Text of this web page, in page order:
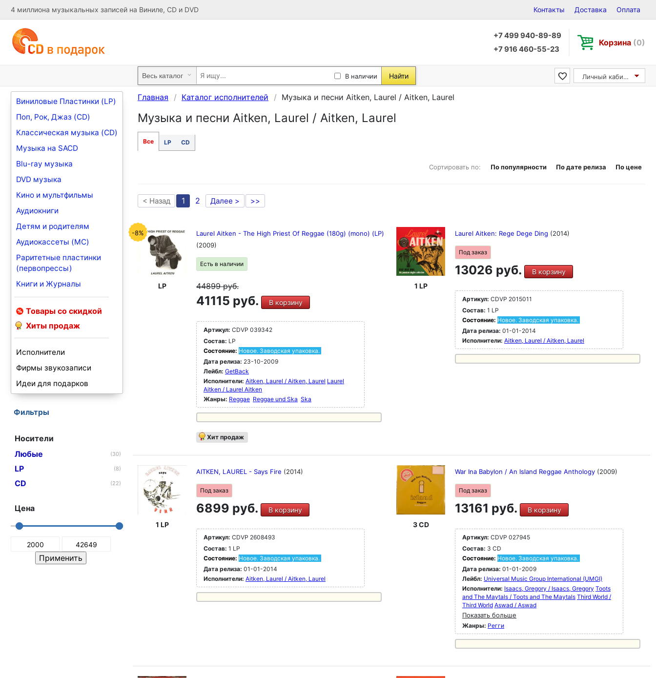
4 миллиона музыкальных записей на Виниле, CD и DVD Контакты Доставка Оплата
+7 499 940-89-89
+7 916 460-55-23
Корзина (0)
В наличии Найти Личный кабинет
Виниловые Пластинки (LP)
Поп, Рок, Джаз (CD)
Классическая музыка (CD)
Музыка на SACD
Blu-ray музыка
DVD музыка
Кино и мультфильмы
Аудиокниги
Детям и родителям
Аудиокассеты (MC)
Раритетные пластинки
(первопрессы)
Книги и Журналы
Товары со скидкой
Хиты продаж
Исполнители
Фирмы звукозаписи
Идеи для подарков
Фильтры
Носители
Любые
(30)
LP (8)
CD (22)
Цена
Главная Каталог исполнителей Музыка и песни Aitken, Laurel / Aitken, Laurel
Музыка и песни Aitken, Laurel / Aitken, Laurel
Все LP CD
Сортировать по: По популярности По дате релиза По цене
< Назад 1 2 Далее > >>
-8%
LP
Laurel Aitken - The High Priest Of Reggae (180g) (mono) (LP)
(2009)
Есть в наличии
44899руб.
41115 руб. В корзину
Артикул: CDVP 039342
Состав: LP
Состояние: Новое. Заводская упаковка.
Дата релиза: 23-10-2009
Лейбл: GetBack
Исполнители: Aitken, Laurel / Aitken, Laurel Laurel
Aitken / Laurel Aitken
Жанры: Reggae Reggae und Ska Ska
Хит продаж
1 LP
Laurel Aitken: Rege Dege Ding (2014)
Под заказ
13026 руб. В корзину
Артикул: CDVP 2015011
Состав: 1 LP
Состояние: Новое. Заводская упаковка.
Дата релиза: 01-01-2014
Исполнители: Aitken, Laurel / Aitken, Laurel
1 LP
AITKEN, LAUREL - Says Fire (2014)
Под заказ
6899 руб. В корзину
Артикул: CDVP 2608493
Состав: 1 LP
Состояние: Новое. Заводская упаковка.
Дата релиза: 01-01-2014
Исполнители: Aitken, Laurel / Aitken, Laurel
3 CD
War Ina Babylon / An Island Reggae Anthology (2009)
Под заказ
13161 руб. В корзину
Артикул: CDVP 027945
Состав: 3 CD
Состояние: Новое. Заводская упаковка.
Дата релиза: 01-01-2009
Лейбл: Universal Music Group International (UMGI)
Исполнители: Isaacs, Gregory / Isaacs, Gregory Toots
and The Maytals / Toots and The Maytals Third World /
Third World Aswad / Aswad
Показать больше
Жанры: Регги